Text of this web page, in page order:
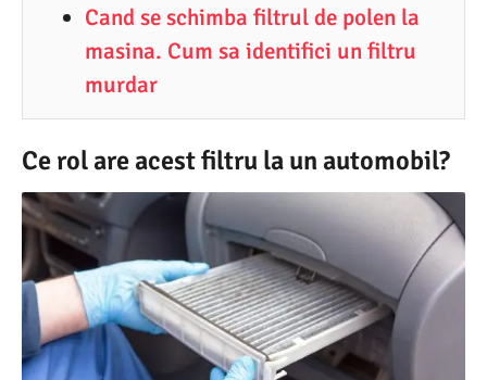
Cand se schimba filtrul de polen la
masina. Cum sa identifici un filtru
murdar
Ce rol are acest filtru la un automobil?